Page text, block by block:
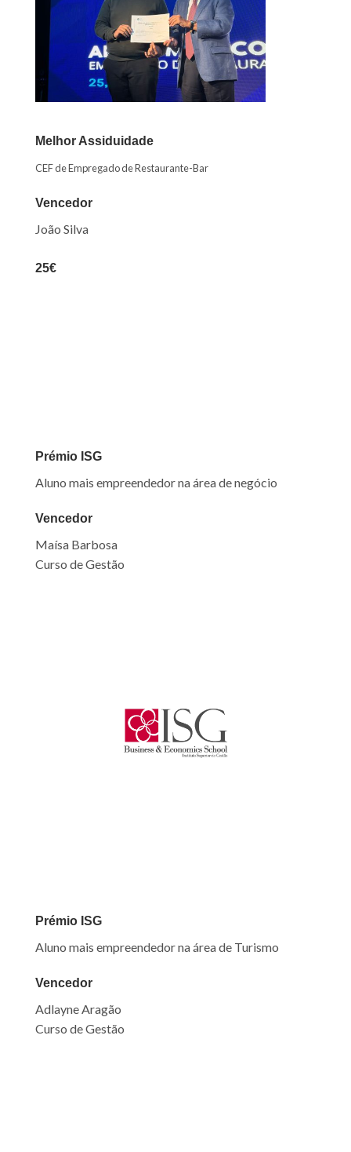
Melhor Assiduidade
CEF de Empregado de Restaurante-Bar
Vencedor
João Silva
25€
Prémio ISG
Aluno mais empreendedor na área de negócio
Vencedor
Maísa Barbosa
Curso de Gestão
Prémio ISG
Aluno mais empreendedorna área de Turismo
Vencedor
Adlayne Aragão
Curso de Gestão